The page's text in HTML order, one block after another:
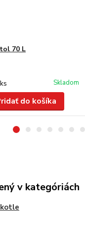
70 L
ks Skladom
do košíka
v kategóriách